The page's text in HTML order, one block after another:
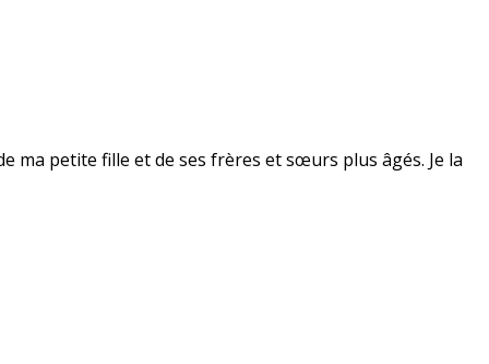
ma petite fille et de ses frères et sœurs plus âgés. Je la